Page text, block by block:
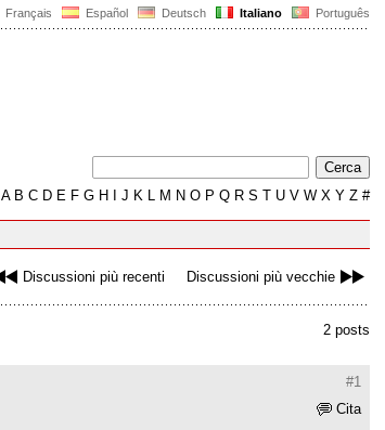
Français Español Deutsch Italiano Português
AB C D E F G H J K L M N O P Q R S T U V W X Y Z #
Discussioni più recenti Discussioni più vecchie
2 posts
#1
Cita